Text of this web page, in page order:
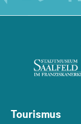
Tourismus